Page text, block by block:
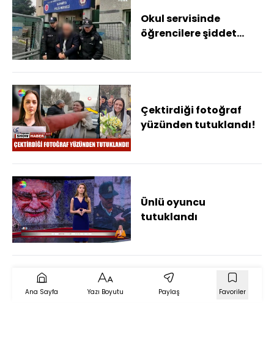
Okul servisinde
öğrencilere şiddet
Çektirdiği fotoğraf
yüzünden tutuklandı!
Ünlü oyuncu
tutuklandı
Ana Sayfa Yazı Boyutu Paylaş Favoriler